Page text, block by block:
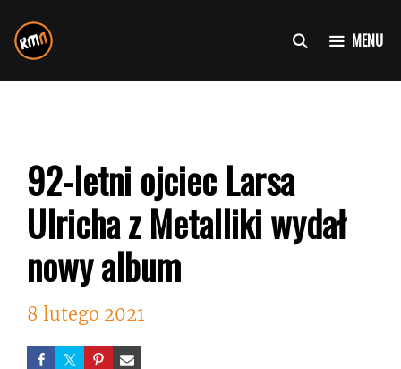
do
treści
MENU
92-letni ojciec Larsa
Ulricha z Metalliki wydał
nowy album
8 lutego 2021